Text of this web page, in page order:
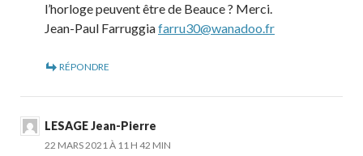
l’horloge peuvent être de Beauce ? Merci.
Jean-Paul Farruggiafarru30@wanadoo.fr
RÉPONDRE
LESAGE Jean-Pierre
22 MARS 2021 À 11 H 42 MIN